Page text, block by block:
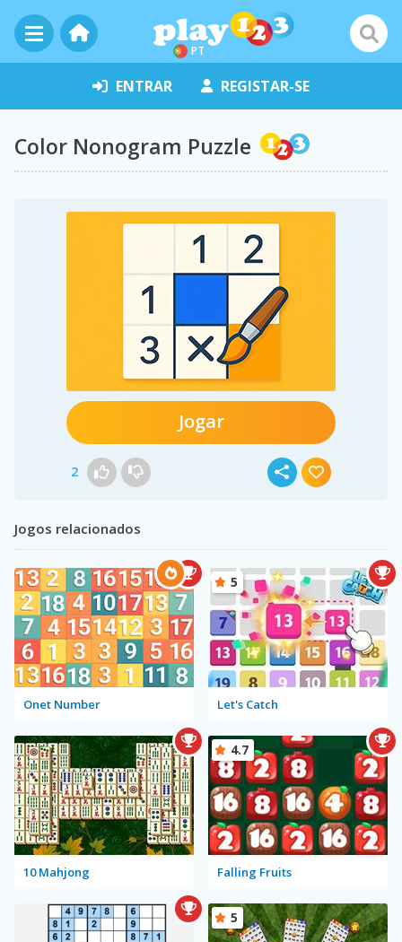
PT
ENTRAR REGISTAR-SE
Color Nonogram Puzzle
Jogar
2
Jogos relacionados
Onet Number Let's Catch
5
10 Mahjong Falling Fruits
4.7
5